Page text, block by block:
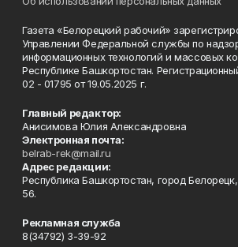
Газета «Белорецкий рабочий»
Управлении Федеральной службы по
информационных технологий и массовых
Республике Башкортостан.
02 - 01795 от 19.05.2025 г.
Главный редактор:
Анисимова Юлия Александровна
Электронная почта:
belrab-rek@mail.ru
Адрес редакции:
Республика Башкортостан, город
56.
Рекламная служба
8(34792) 3-39-92